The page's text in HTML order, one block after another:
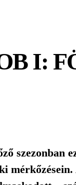
I:
szezonban